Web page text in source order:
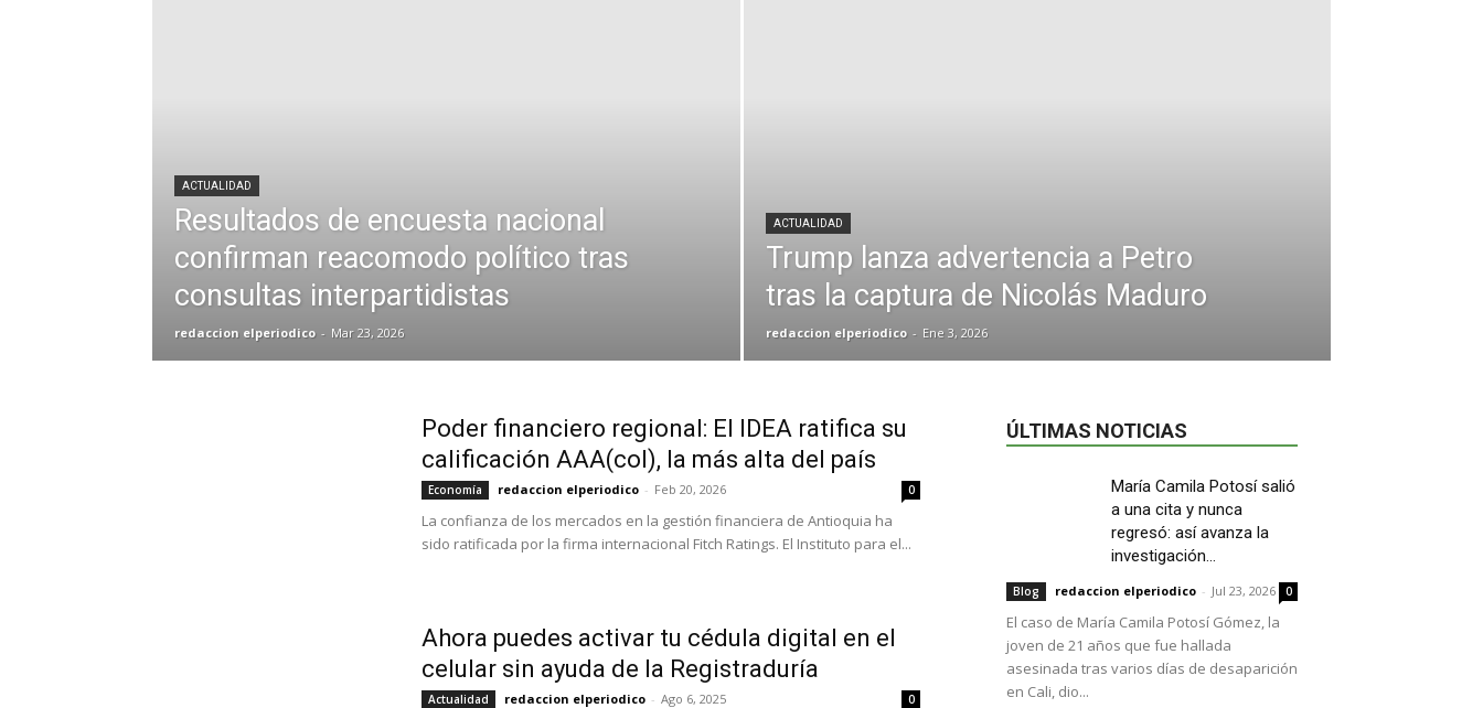
ACTUALIDAD
Resultados de encuesta nacional
confirman reacomodo político tras
consultas interpartidistas
redaccion elperiodico - Mar 23, 2026
ACTUALIDAD
Trump lanza advertencia a Petro
tras la captura de Nicolás Maduro
redaccion elperiodico - Ene 3, 2026
Poder financiero regional: El IDEA ratifica su
calificación AAA(col), la más alta del país
Economía redaccion elperiodico - Feb 20, 2026 0
La confianza de los mercados en la gestión financiera de Antioquia ha
sido ratificada por la firma internacional Fitch Ratings. El Instituto para el...
Ahora puedes activar tu cédula digital en el
celular sin ayuda de la Registraduría
Actualidad redaccion elperiodico - Ago 6, 2025 0
ÚLTIMAS NOTICIAS
María Camila Potosí salió
a una cita y nunca
regresó: así avanza la
investigación...
Blog redaccion elperiodico - Jul 23, 2026 0
El caso de María Camila Potosí Gómez, la
joven de 21 años que fue hallada
asesinada tras varios días de desaparición
en Cali, dio...